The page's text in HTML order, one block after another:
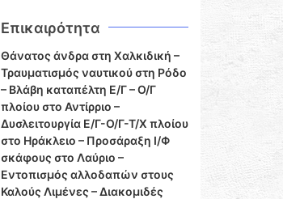
Επικαιρότητα
Θάνατος άνδρα στη Χαλκιδική –
Τραυματισμός ναυτικού στη Ρόδο
– Βλάβη καταπέλτη Ε/Γ – Ο/Γ
πλοίου στο Αντίρριο –
Δυσλειτουργία Ε/Γ-Ο/Γ-Τ/Χ πλοίου
στο Ηράκλειο – Προσάραξη Ι/Φ
σκάφους στο Λαύριο –
Εντοπισμός αλλοδαπών στους
Καλούς Λιμένες – Διακομιδές